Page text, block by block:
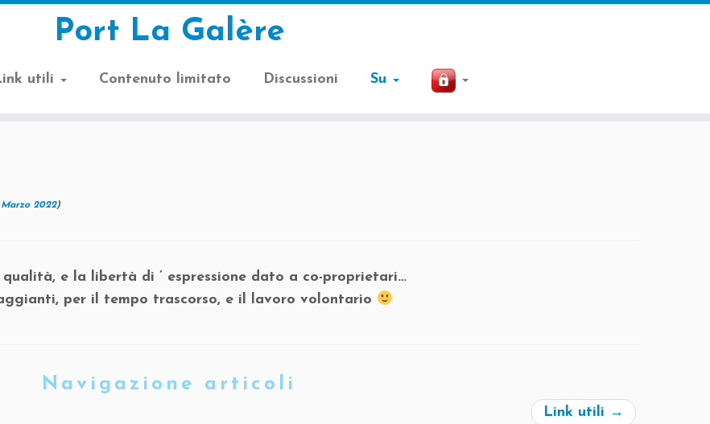
Port La Galère
utili Contenuto limitato Discussioni Su
Marzo 2022)
e la libertà di ’ espressione dato a co-proprietari…
per il tempo trascorso, e il lavoro volontario
Navigazione articoli
Link utili →